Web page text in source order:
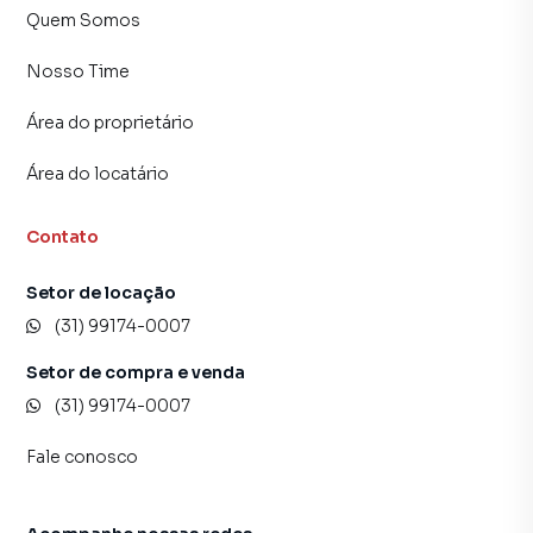
Quem Somos
Nosso Time
Área do proprietário
Área do locatário
Contato
Setor de locação
(31) 99174-0007
Setor de compra e venda
(31) 99174-0007
Fale conosco